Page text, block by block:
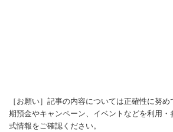
［お願い］記事の内容については正確性に努
期預金やキャンペーン、イベントなどを利用
式情報をご確認ください。